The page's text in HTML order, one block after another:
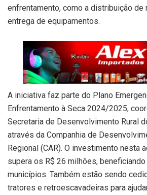
enfrentamento, como a distribuição de
entrega de equipamentos.
A iniciativa faz parte do Plano
Enfrentamento à Seca 2024/2025,
Secretaria de Desenvolvimento Rural
através da Companhia de
Regional (CAR). O investimento nesta
supera os R$ 26 milhões,
municípios. Também estão sendo
tratores e retroescavadeiras para